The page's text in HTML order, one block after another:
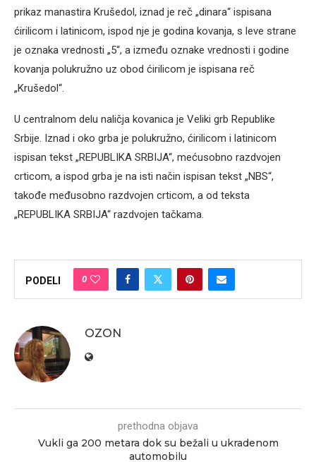
prikaz manastira Krušedol, iznad je reč „dinara“ ispisana
ćirilicom i latinicom, ispod nje je godina kovanja, s leve strane
je oznaka vrednosti „5“, a između oznake vrednosti i godine
kovanja polukružno uz obod ćirilicom je ispisana reč
„Krušedol“.
U centralnom delu naličja kovanica je Veliki grb Republike
Srbije. Iznad i oko grba je polukružno, ćirilicom i latinicom
ispisan tekst „REPUBLIKA SRBIJA“, mećusobno razdvojen
crticom, a ispod grba je na isti način ispisan tekst „NBS“,
takođe međusobno razdvojen crticom, a od teksta
„REPUBLIKA SRBIJA“ razdvojen tačkama.
PODELI 0
OZON
prethodna objava
Vukli ga 200 metara dok su bežali u ukradenom
automobilu